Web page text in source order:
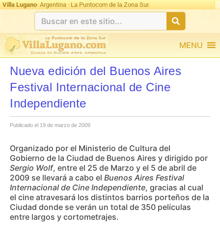
Villa Lugano· Argentina · La Puntocom de la Zona Sur.
MENU
Nueva edición del Buenos Aires
Festival Internacional de Cine
Independiente
Publicado el 19 de marzo de 2009
Organizado por el Ministerio de Cultura del
Gobierno de la Ciudad de Buenos Aires y dirigido por
Sergio Wolf, entre el 25 de Marzo y el 5 de abril de
2009 se llevará a cabo el Buenos Aires Festival
Internacional de Cine Independiente, gracias al cual
el cine atravesará los distintos barrios porteños de la
Ciudad donde se verán un total de 350 películas
entre largos y cortometrajes.